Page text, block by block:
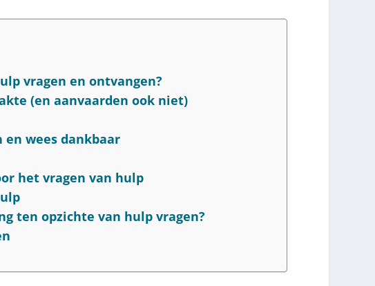
vragen en ontvangen?
(en aanvaarden ook niet)
en wees dankbaar
het vragen van hulp
ten opzichte van hulp vragen?